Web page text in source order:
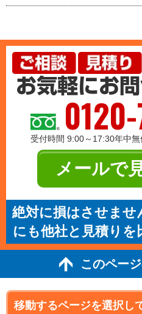
受付時間 9:00～17:30年中無
メールで
絶対に損はさせませ
にも他社と見積りを
このペー